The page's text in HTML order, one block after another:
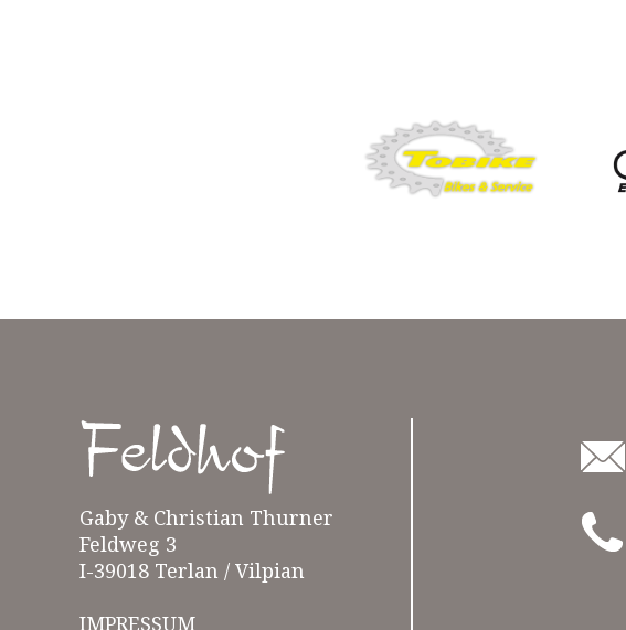
Gaby & Christian Thurner
Feldweg 3
I-39018 Terlan / Vilpian
IMPRESSUM